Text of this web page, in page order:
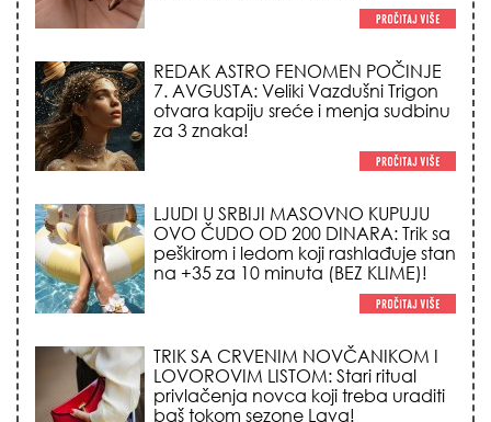
REDAK ASTRO FENOMEN POČINJE
7. AVGUSTA: Veliki Vazdušni Trigon
otvara kapiju sreće i menja sudbinu
za 3 znaka!
LJUDI U SRBIJI MASOVNO KUPUJU
OVO ČUDO OD 200 DINARA: Trik sa
peškirom i ledom koji rashlađuje stan
na +35 za 10 minuta (BEZ KLIME)!
TRIK SA CRVENIM NOVČANIKOM I
LOVOROVIM LISTOM: Stari ritual
privlačenja novca koji treba uraditi
baš tokom sezone Lava!